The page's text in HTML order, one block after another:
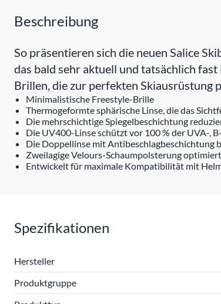
Beschreibung
So präsentieren sich die neuen Salice
das bald sehr aktuell und tatsächlich
Brillen, die zur perfekten Skiausrüstung
Minimalistische Freestyle-Brille
Thermogeformte sphärische Linse, die das
Die mehrschichtige Spiegelbeschichtung
Die UV400-Linse schützt vor 100 % der UVA-,
Die Doppellinse mit
Zweilagige Velours-Schaumpolsterung
Entwickelt für maximale Kompatibilität mit
Spezifikationen
Hersteller
Produktgruppe